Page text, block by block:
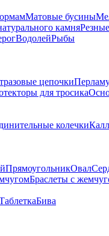
Матовые бусины
камня
ВодолейРыбы
цепочки
для тросика
колечки
ПрямоугольникОвал
Браслеты с
Бива